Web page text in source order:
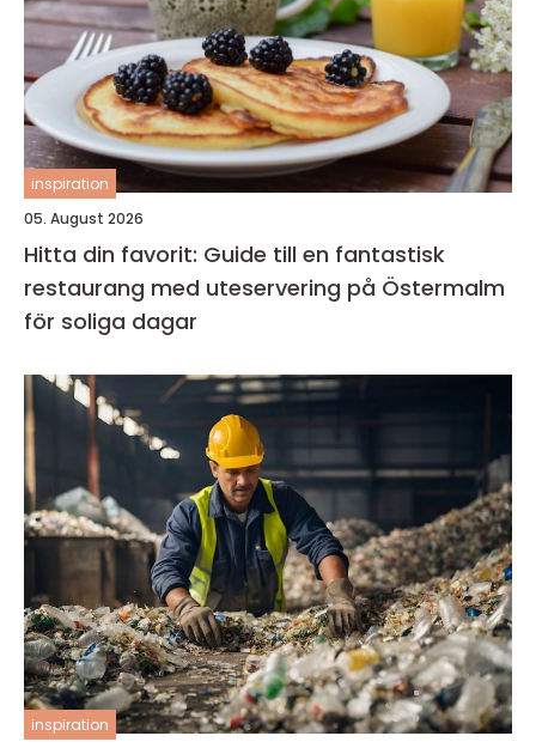
inspiration
05. August 2026
Hitta din favorit: Guide till en fantastisk
restaurang med uteservering på Östermalm
för soliga dagar
inspiration